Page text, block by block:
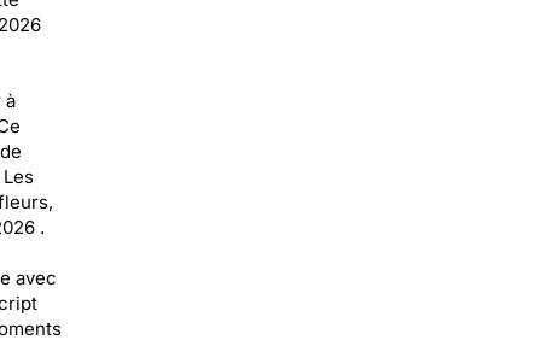
à
.
avec